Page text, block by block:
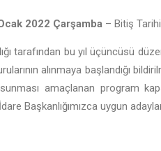
2022 Çarşamba – Bitiş
tarafından bu yıl üçüncüsü
alınmaya başlandığı
amaçlanan program
Başkanlığımızca uygun